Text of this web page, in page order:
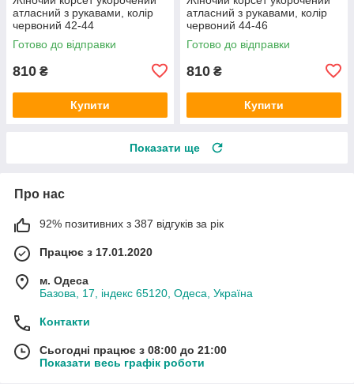
атласний з рукавами, колір
червоний 42-44
Готово до відправки
810 ₴
Купити
атласний з рукавами, колір
червоний 44-46
Готово до відправки
810 ₴
Купити
Показати ще
Про нас
92% позитивних з 387 відгуків за рік
Працює з 17.01.2020
м. Одеса
Базова, 17, індекс 65120, Одеса, Україна
Контакти
Сьогодні працює з 08:00 до 21:00
Показати весь графік роботи